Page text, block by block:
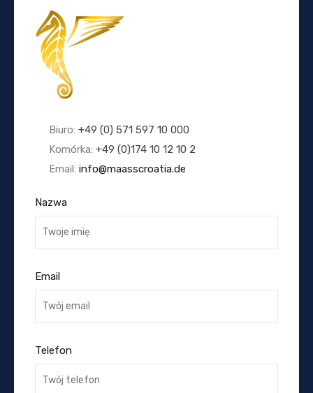
Biuro: +49 (0) 571 597 10 000
Komórka: +49 (0)174 10 12 10 2
Email: info@maasscroatia.de
Nazwa
Email
Telefon